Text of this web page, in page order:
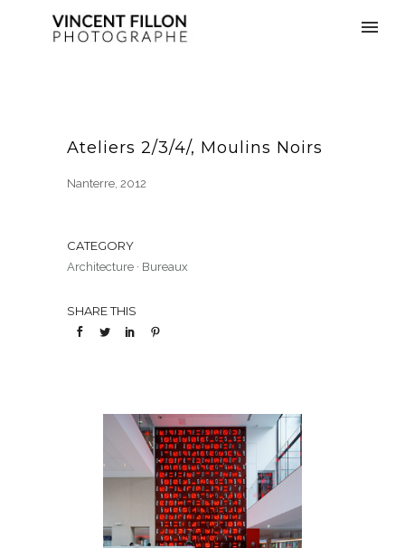
Ateliers 2/3/4/, Moulins Noirs
Nanterre, 2012
CATEGORY
Architecture · Bureaux
SHARE THIS